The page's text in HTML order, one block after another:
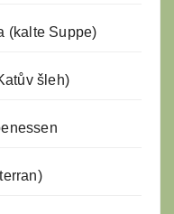
(kalte Suppe)
šleh)